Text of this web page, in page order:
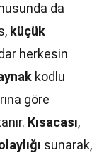
da
küçük
herkesin
kodlu
göre
Kısacası,
sunarak,